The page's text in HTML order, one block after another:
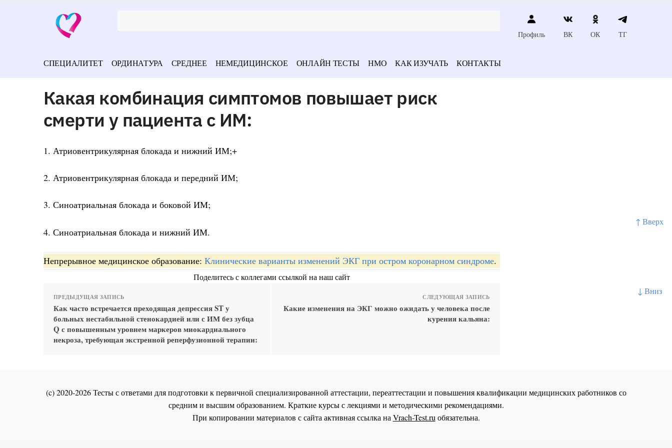
↑ Вверх
↓ Вниз
Профиль ВК ОК ТГ
СПЕЦИАЛИТЕТ ОРДИНАТУРА СРЕДНЕЕ НЕМЕДИЦИНСКОЕ ОНЛАЙН ТЕСТЫ НМО КАК ИЗУЧАТЬ КОНТАКТЫ
Какая комбинация симптомов повышает риск
смерти у пациента с ИМ:
1. Атриовентрикулярная блокада и нижний ИМ;+
2. Атриовентрикулярная блокада и передний ИМ;
3. Синоатриальная блокада и боковой ИМ;
4. Синоатриальная блокада и нижний ИМ.
Непрерывное медицинское образование: Клинические варианты изменений ЭКГ при остром коронарном синдроме.
Поделитесь с коллегами ссылкой на наш сайт
ПРЕДЫДУЩАЯ ЗАПИСЬ
Как часто встречается преходящая депрессия ST у
больных нестабильной стенокардией или с ИМ без зубца
Q с повышенным уровнем маркеров миокардиального
некроза, требующая экстренной реперфузионной терапии:
СЛЕДУЮЩАЯ ЗАПИСЬ
Какие изменения на ЭКГ можно ожидать у человека после
курения кальяна:
(c) 2020-2026 Тесты с ответами для подготовки к первичной специализированной аттестации, переаттестации и повышения квалификации медицинских работников со
средним и высшим образованием. Краткие курсы с лекциями и методическими рекомендациями.
При копировании материалов с сайта активная ссылка наVrach-Test.ruобязательна.